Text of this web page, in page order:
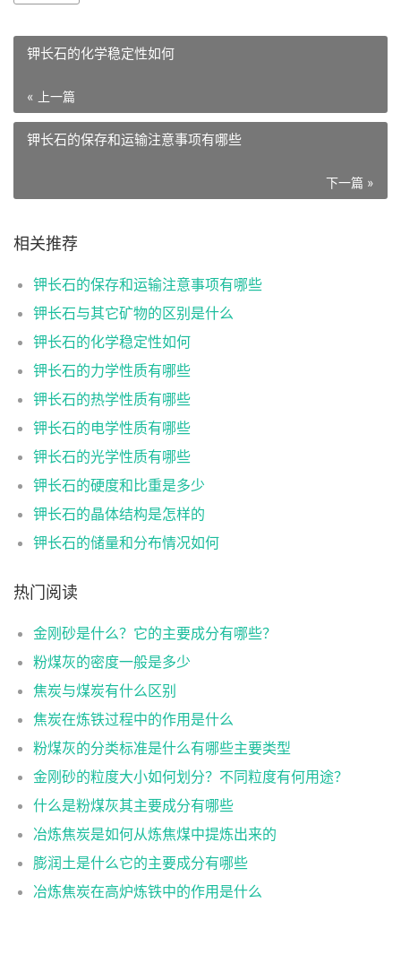
钾长石的化学稳定性如何
« 上一篇
钾长石的保存和运输注意事项有哪些
下一篇 »
相关推荐
钾长石的保存和运输注意事项有哪些
钾长石与其它矿物的区别是什么
钾长石的化学稳定性如何
钾长石的力学性质有哪些
钾长石的热学性质有哪些
钾长石的电学性质有哪些
钾长石的光学性质有哪些
钾长石的硬度和比重是多少
钾长石的晶体结构是怎样的
钾长石的储量和分布情况如何
热门阅读
金刚砂是什么？它的主要成分有哪些？
粉煤灰的密度一般是多少
焦炭与煤炭有什么区别
焦炭在炼铁过程中的作用是什么
粉煤灰的分类标准是什么有哪些主要类型
金刚砂的粒度大小如何划分？不同粒度有何用途？
什么是粉煤灰其主要成分有哪些
冶炼焦炭是如何从炼焦煤中提炼出来的
膨润土是什么它的主要成分有哪些
冶炼焦炭在高炉炼铁中的作用是什么